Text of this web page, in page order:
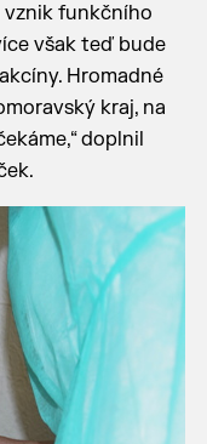
vznik funkčního
však teď bude
Hromadné
kraj, na
doplnil